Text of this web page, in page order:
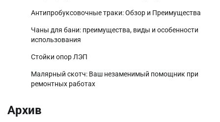
Антипробуксовочные траки: Обзор и Преимущества
Чаны для бани: преимущества, виды и особенности
использования
Стойки опор ЛЭП
Малярный скотч: Ваш незаменимый помощник при
ремонтных работах
Архив